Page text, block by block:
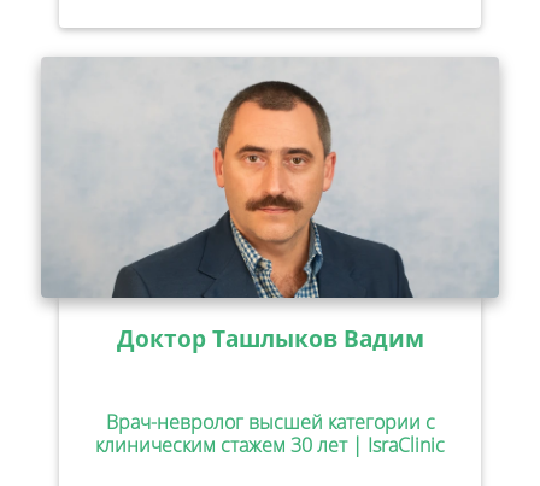
Доктор Ташлыков Вадим
Врач-невролог высшей категории с
клиническим стажем 30 лет | IsraClinic